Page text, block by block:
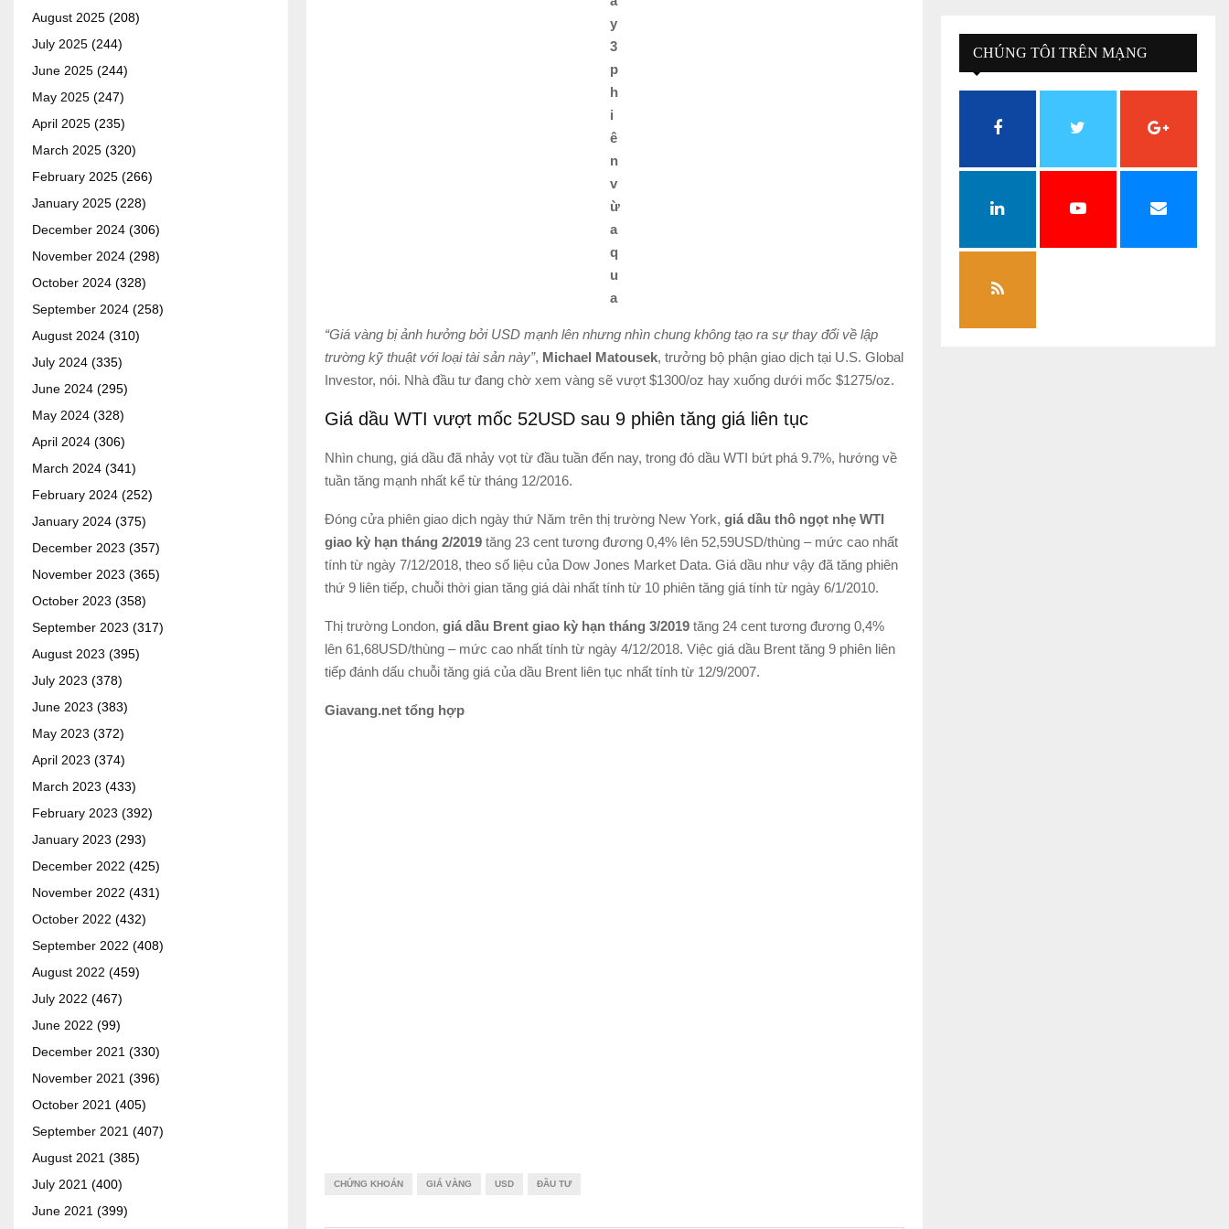
y
3
p
h
i
ê
n
v
ừ
a
q
u
a
“Giá vàng bị ảnh hưởng bởi USD mạnh lên nhưng nhìn chung không tạo ra sự thay đổi về lập
trường kỹ thuật với loại tài sản này”, Michael Matousek, trưởng bộ phận giao dịch tại U.S. Global
Investor, nói. Nhà đầu tư đang chờ xem vàng sẽ vượt $1300/oz hay xuống dưới mốc $1275/oz.
Giá dầu WTI vượt mốc 52USD sau 9 phiên tăng giá liên tục
Nhìn chung, giá dầu đã nhảy vọt từ đầu tuần đến nay, trong đó dầu WTI bứt phá 9.7%, hướng về
tuần tăng mạnh nhất kể từ tháng 12/2016.
Đóng cửa phiên giao dịch ngày thứ Năm trên thị trường New York, giá dầu thô ngọt nhẹ WTI
giao kỳ hạn tháng 2/2019 tăng 23 cent tương đương 0,4% lên 52,59USD/thùng – mức cao nhất
tính từ ngày 7/12/2018, theo số liệu của Dow Jones Market Data. Giá dầu như vậy đã tăng phiên
thứ 9 liên tiếp, chuỗi thời gian tăng giá dài nhất tính từ 10 phiên tăng giá tính từ ngày 6/1/2010.
Thị trường London, giá dầu Brent giao kỳ hạn tháng 3/2019 tăng 24 cent tương đương 0,4%
lên 61,68USD/thùng – mức cao nhất tính từ ngày 4/12/2018. Việc giá dầu Brent tăng 9 phiên liên
tiếp đánh dấu chuỗi tăng giá của dầu Brent liên tục nhất tính từ 12/9/2007.
Giavang.net tổng hợp
CHỨNG KHOÁN GIÁ VÀNG USD ĐẦU TƯ
August 2025 (208)
July 2025 (244)
June 2025 (244)
May 2025 (247)
April 2025 (235)
March 2025 (320)
February 2025 (266)
January 2025 (228)
December 2024 (306)
November 2024 (298)
October 2024 (328)
September 2024 (258)
August 2024 (310)
July 2024 (335)
June 2024 (295)
May 2024 (328)
April 2024 (306)
March 2024 (341)
February 2024 (252)
January 2024 (375)
December 2023 (357)
November 2023 (365)
October 2023 (358)
September 2023 (317)
August 2023 (395)
July 2023 (378)
June 2023 (383)
May 2023 (372)
April 2023 (374)
March 2023 (433)
February 2023 (392)
January 2023 (293)
December 2022 (425)
November 2022 (431)
October 2022 (432)
September 2022 (408)
August 2022 (459)
July 2022 (467)
June 2022 (99)
December 2021 (330)
November 2021 (396)
October 2021 (405)
September 2021 (407)
August 2021 (385)
July 2021 (400)
June 2021 (399)
CHÚNG TÔI TRÊN MẠNG
XÃ HỘI